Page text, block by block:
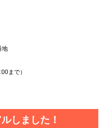
地
まで）
しました！